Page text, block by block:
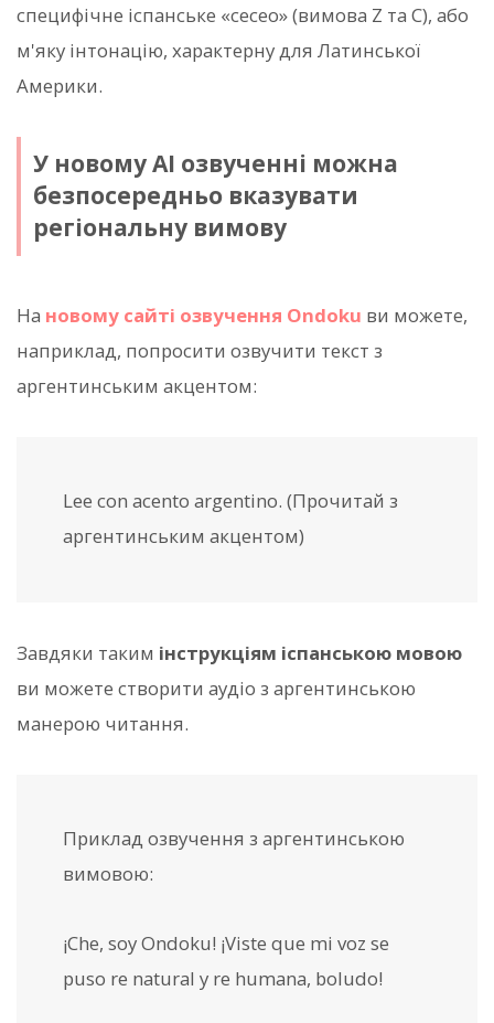
специфічне іспанське «сесео» (вимова Z та C), або
м'яку інтонацію, характерну для Латинської
Америки.
У новому AI озвученні можна
безпосередньо вказувати
регіональну вимову
На новому сайті озвучення Ondoku ви можете,
наприклад, попросити озвучити текст з
аргентинським акцентом:
Lee con acento argentino. (Прочитай з
аргентинським акцентом)
Завдяки таким інструкціям іспанською мовою
ви можете створити аудіо з аргентинською
манерою читання.
Приклад озвучення з аргентинською
вимовою:
¡Che, soy Ondoku! ¡Viste que mi voz se
puso re natural y re humana, boludo!